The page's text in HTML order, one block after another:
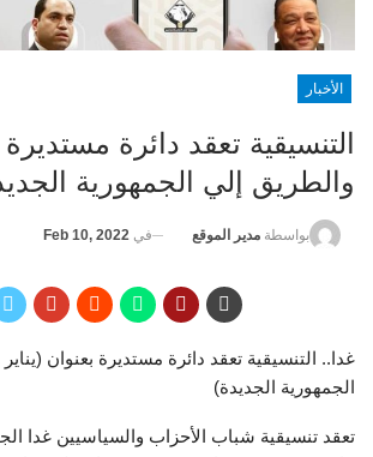
الأخبار
التنسيقية تعقد دائرة مستديرة
والطريق إلي الجمهورية
بواسطة مدير الموقع في Feb 10, 2022
غدا.. التنسيقية تعقد دائرة مستديرة بعنوان
الجمهورية الجديدة)